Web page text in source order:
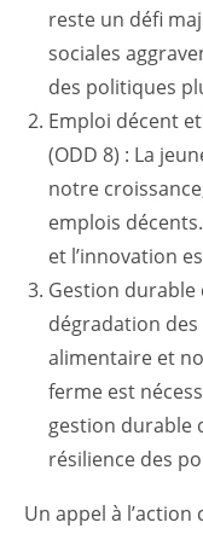
reste un défi
sociales
des politiques
Emploi décent
(ODD 8) : La
notre
emplois
et l’innovation
Gestion durable
dégradation
alimentaire et
ferme est
gestion durable
résilience des
Un appel à l’action